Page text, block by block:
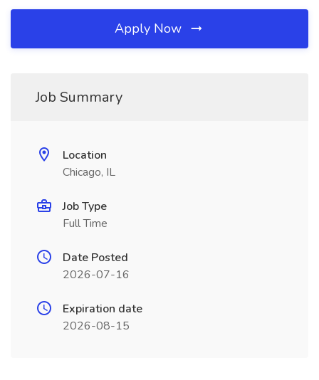
Apply Now
Job Summary
Location
Chicago, IL
Job Type
Full Time
Date Posted
2026-07-16
Expiration date
2026-08-15